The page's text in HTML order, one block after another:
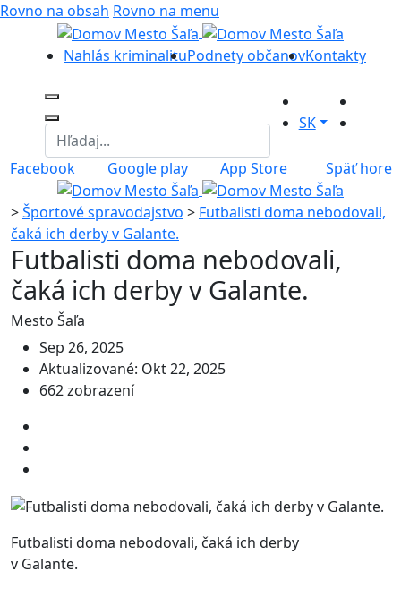
Rovno na obsah Rovno na menu
Nahlás kriminalituPodnety občanovKontakty
SK
Facebook Google play App Store Späť hore
>Športové spravodajstvo > Futbalisti doma nebodovali,
čaká ich derby v Galante.
Futbalisti doma nebodovali,
čaká ich derby v Galante.
Mesto Šaľa
Sep 26, 2025
Aktualizované: Okt 22, 2025
662 zobrazení
Futbalisti doma nebodovali, čaká ich derby
v Galante.